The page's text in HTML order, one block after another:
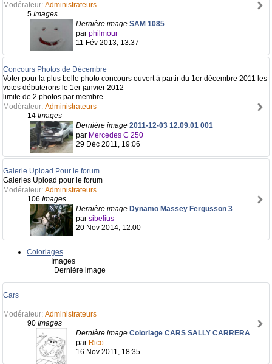
Modérateur: Administrateurs
5 Images
Dernière image SAM 1085
par philmour
11 Fév 2013, 13:37
Concours Photos de Décembre
Voter pour la plus belle photo concours ouvert à partir du 1er décembre 2011 les
votes débuterons le 1er janvier 2012
limite de 2 photos par membre
Modérateur: Administrateurs
14 Images
Dernière image 2011-12-03 12.09.01 001
par Mercedes C 250
29 Déc 2011, 19:06
Galerie Upload Pour le forum
Galeries Upload pour le forum
Modérateur: Administrateurs
106 Images
Dernière image Dynamo Massey Fergusson 3
par sibelius
20 Nov 2014, 12:00
Coloriages
Images
Dernière image
Cars
Modérateur: Administrateurs
90 Images
Dernière image Coloriage CARS SALLY CARRERA
par Rico
16 Nov 2011, 18:35